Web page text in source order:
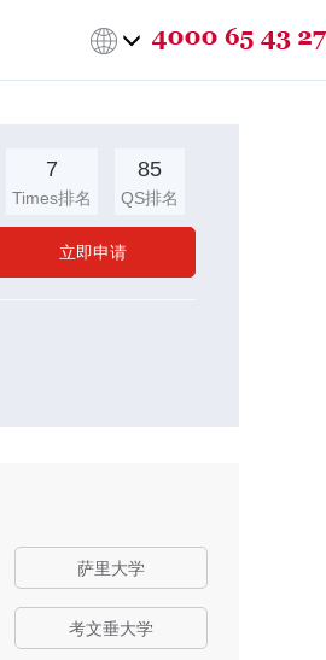
7
Times排名
85
QS排名
立即申请
萨里大学
考文垂大学